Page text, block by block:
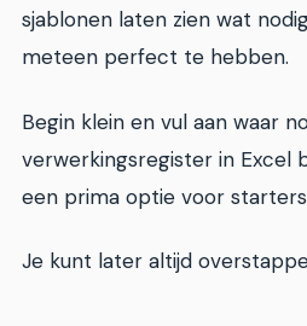
sjablonen laten zien wat
meteen perfect te hebben.
Begin klein en vul aan waar
verwerkingsregister in Excel
een prima optie voor
Je kunt later altijd